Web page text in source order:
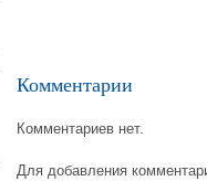
Комментарии
Комментариев нет.
Для добавления